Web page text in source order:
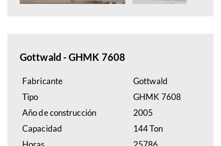
Gottwald - GHMK 7608
Fabricante
Gottwald
Tipo
GHMK 7608
Año de construcción
2005
Capacidad
144 Ton